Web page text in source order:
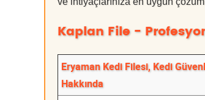
Kaplan File -
Eryaman Kedi Filesi, Kedi
Hakkında